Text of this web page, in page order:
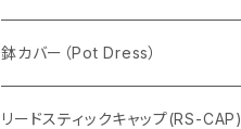
鉢カバー（Pot Dress）
リードスティックキャップ(RS-CAP)